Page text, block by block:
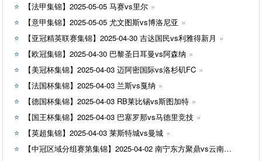
【法甲集锦】2025-05-05 马赛vs里尔
【意甲集锦】2025-05-05 尤文图斯vs博洛尼亚
【亚冠精英联赛集锦】2025-04-30 吉达国民vs利雅得新月
【欧冠集锦】2025-04-30 巴黎圣日耳曼vs阿森纳
【美冠杯集锦】2025-04-03 迈阿密国际vs洛杉矶FC
【法国杯集锦】2025-04-03 兰斯vs戛纳
【德国杯集锦】2025-04-03 RB莱比锡vs斯图加特
【国王杯集锦】2025-04-03 巴塞罗那vs马德里竞技
【英超集锦】2025-04-03 莱斯特城vs曼城
【中冠区域分组赛第集锦】2025-04-02 南宁东方聚鼎vs云南爨合